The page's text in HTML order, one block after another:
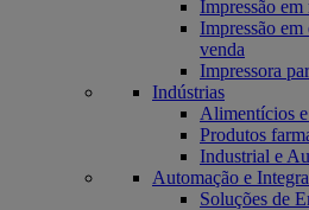
Impressão
Impressão em
venda
Impressora
Indústrias
Alimentícios
Produtos
Industrial e
Automação e
Soluções de